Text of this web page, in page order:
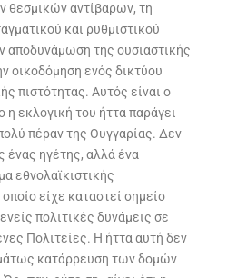
θεσμικών αντίβαρων, τη
και ρυθμιστικού
αποδυνάμωση της ουσιαστικής
οικοδόμηση ενός δικτύου
πιστότητας. Αυτός είναι ο
η εκλογική του ήττα παράγει
πέραν της Ουγγαρίας. Δεν
ένας ηγέτης, αλλά ένα
εθνολαϊκιστικής
είχε καταστεί σημείο
πολιτικές δυνάμεις σε
Πολιτείες. Η ήττα αυτή δεν
κατάρρευση των δομών